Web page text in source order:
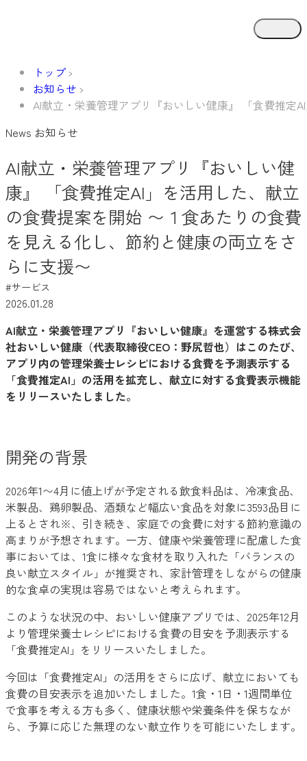
トップ
お知らせ
AI献立・栄養管理アプリ『おいしい健康』 「食費推定
News お知らせ
AI献立・栄養管理アプリ『おいしい健
康』 「食費推定AI」を活用した、献立
の食費提案を開始 〜１食あたりの食費
を見える化し、節約と健康の両立をさ
らに支援〜
#サービス
2026.01.28
AI献立・栄養管理アプリ『おいしい健康』を運営する株式会
社おいしい健康（代表取締役CEO：野尻哲也）はこのたび、
アプリ内の管理栄養士レシピにおける食費を予測表示する
「食費推定AI」の活用を拡充し、献立に対する食費表示機能
をリリースいたしました。
開発の背景
2026年1〜4月に値上げが予定される飲食料品は、冷凍食品、
米製品、鶏卵製品、酒類など幅広い食品を対象に3593品目に
上るとされ※、引き続き、家庭での食費に対する節約意識の
高まりが予想されます。一方、健康や栄養管理に配慮した食
事においては、1食に様々な食材を取り入れた「バランスの
良い献立スタイル」が推奨され、家計管理をしながらの健康
的な食卓の実現は容易ではないと考えられます。
このような状況の中、おいしい健康アプリでは、2025年12月
より管理栄養士レシピにおける食費の目安を予測表示する
「食費推定AI」をリリースいたしました。
今回は「食費推定AI」の活用をさらに広げ、献立においても
食費の目安表示を追加いたしました。1食・1日・1週間単位
で食事を考える方も多く、健康状態や栄養条件を保ちなが
ら、予算に応じた無理のない献立作りを可能にいたします。